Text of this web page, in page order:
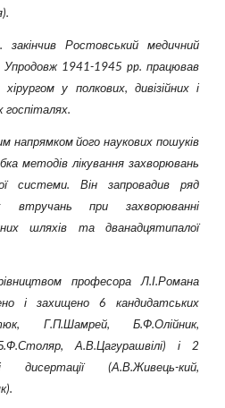
Ростовський медичний
1941-1945 pp. працював
хірургом у полкових, дивізійних і
напрямком його наукових пошуків
методів лікування захворювань
системи. Він запровадив ряд
втручань при захворюванні
шляхів та дванадцятипалої
професора Л.І.Романа
і захищено 6 кандидатських
Г.П.Шамрей, Б.Ф.Олійник,
Б.Ф.Столяр, А.В.Цагурашвілі) і 2
дисертації (А.В.Живець-кий,